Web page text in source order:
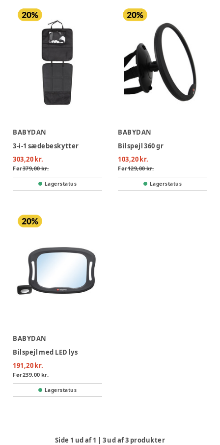
BABYDAN
3-i-1 sædebeskytter
303,20 kr.
Før379,00 kr.
Lagerstatus
BABYDAN
Bilspejl 360 gr
103,20 kr.
Før129,00 kr.
Lagerstatus
BABYDAN
Bilspejl med LED lys
191,20 kr.
Før239,00 kr.
Lagerstatus
Side 1 ud af1 | 3ud af3 produkter